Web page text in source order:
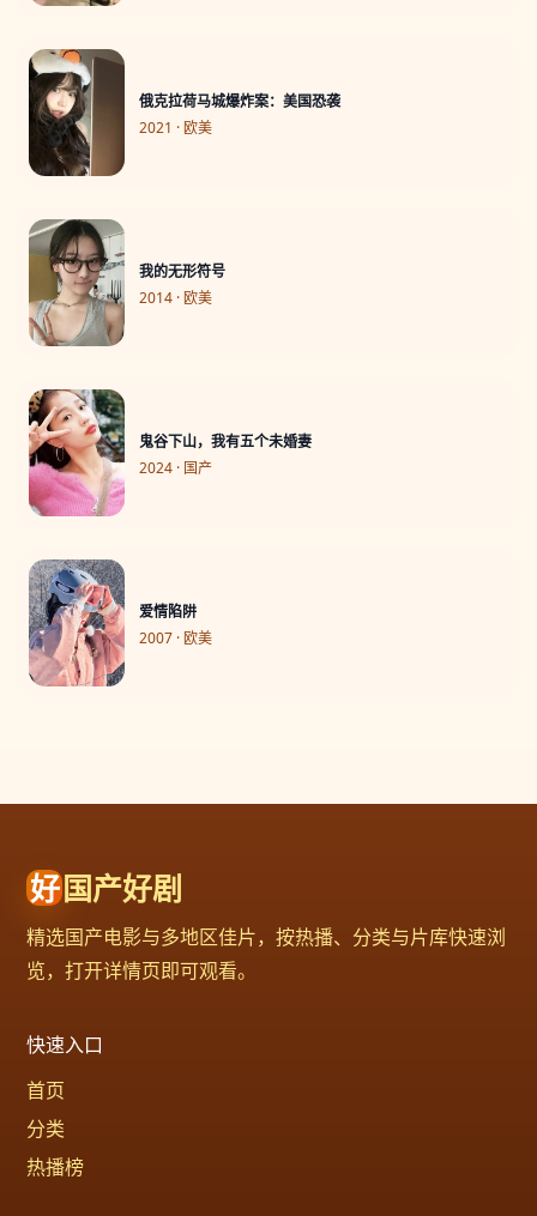
俄克拉荷马城爆炸案：美国恐袭
2021 · 欧美
我的无形符号
2014 · 欧美
鬼谷下山，我有五个未婚妻
2024 · 国产
爱情陷阱
2007 · 欧美
好国产好剧
精选国产电影与多地区佳片，按热播、分类与片库快速浏
览，打开详情页即可观看。
快速入口
首页
分类
热播榜